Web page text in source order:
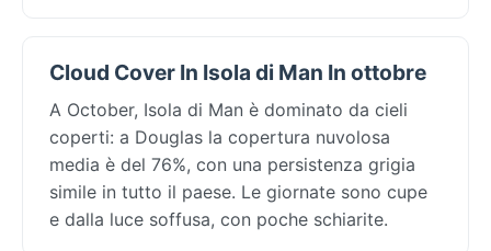
Cloud Cover In Isola di Man In ottobre
A October, Isola di Man è dominato da cieli
coperti: a Douglas la copertura nuvolosa
media è del 76%, con una persistenza grigia
simile in tutto il paese. Le giornate sono cupe
e dalla luce soffusa, con poche schiarite.